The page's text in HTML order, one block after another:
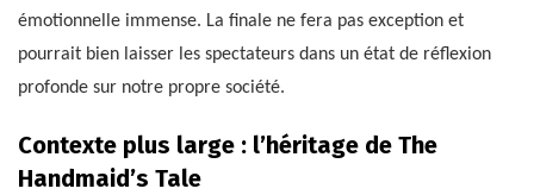
émotionnelle immense. La finale ne fera pas exception et
pourrait bien laisser les spectateurs dans un état de réflexion
profonde sur notre propre société.
Contexte plus large : l’héritage de The
Handmaid’s Tale